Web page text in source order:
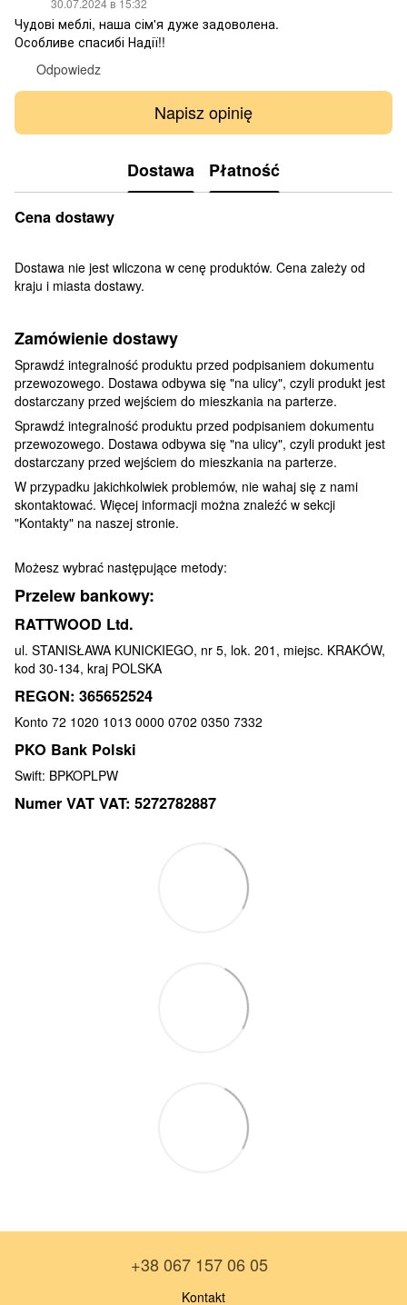
Чудові меблі, наша сім'я дуже задоволена.
Особливе спасибі Надії!!
Odpowiedz
Napisz opinię
Dostawa Płatność
Cena dostawy
Dostawa nie jest wliczona w cenę produktów. Cena zależy od
kraju i miasta dostawy.
Zamówienie dostawy
Sprawdź integralność produktu przed podpisaniem dokumentu
przewozowego. Dostawa odbywa się "na ulicy", czyli produkt jest
dostarczany przed wejściem do mieszkania na parterze.
Sprawdź integralność produktu przed podpisaniem dokumentu
przewozowego. Dostawa odbywa się "na ulicy", czyli produkt jest
dostarczany przed wejściem do mieszkania na parterze.
W przypadku jakichkolwiek problemów, nie wahaj się z nami
skontaktować. Więcej informacji można znaleźć w sekcji
"Kontakty" na naszej stronie.
Możesz wybrać następujące metody:
Przelew bankowy:
RATTWOOD Ltd.
ul. STANISŁAWA KUNICKIEGO, nr 5, lok. 201, miejsc. KRAKÓW,
kod 30-134, kraj POLSKA
REGON: 365652524
Konto 72 1020 1013 0000 0702 0350 7332
PKO Bank Polski
Swift: BPKOPLPW
Numer VAT VAT: 5272782887
+38 067 157 06 05
Kontakt